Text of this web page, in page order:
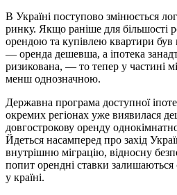
В Україні поступово змінюється
ринку. Якщо раніше для більшості
орендою та купівлею квартири
— оренда дешевша, а іпотека
ризикована, — то тепер у частині
менш однозначною.
Державна програма доступної
окремих регіонах уже виявилася
довгострокову оренду
Йдеться насамперед про захід
внутрішню міграцію, відносну
попит орендні ставки
у країні.